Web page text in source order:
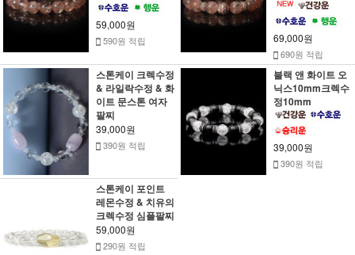
59,000원
590원 적립 69,000원
690원 적립
스톤케이 크렉수정
& 라일락수정 & 화
이트 문스톤 여자
팔찌
39,000원
390원 적립
블랙 앤 화이트 오
닉스10mm크렉수
정10mm
39,000원
390원 적립
스톤케이 포인트
레몬수정 & 치유의
크렉수정 심플팔찌
59,000원
290원 적립